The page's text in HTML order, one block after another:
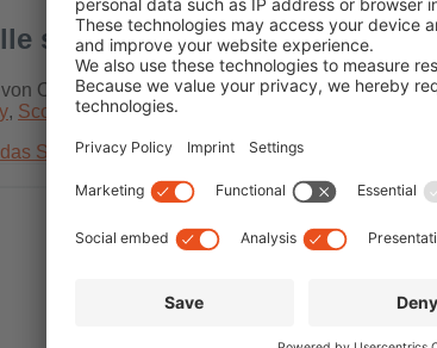
soll ich kaufen?
von Oakley mit Prizm-Gläsern führen viele Listen
, Scott undAdidas. Nun fehlt nur noch der erste